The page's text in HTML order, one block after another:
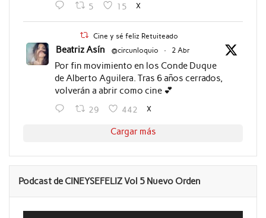
5 15 X
Cine y sé feliz Retuiteado
Beatriz Asín @circunloquio · 2 Abr
Por fin movimiento en los Conde Duque
de Alberto Aguilera. Tras 6 años cerrados,
volverán a abrir como cine 💕
29 442 X
Cargar más
Podcast de CINEYSEFELIZ Vol 5 Nuevo Orden
Reproductor